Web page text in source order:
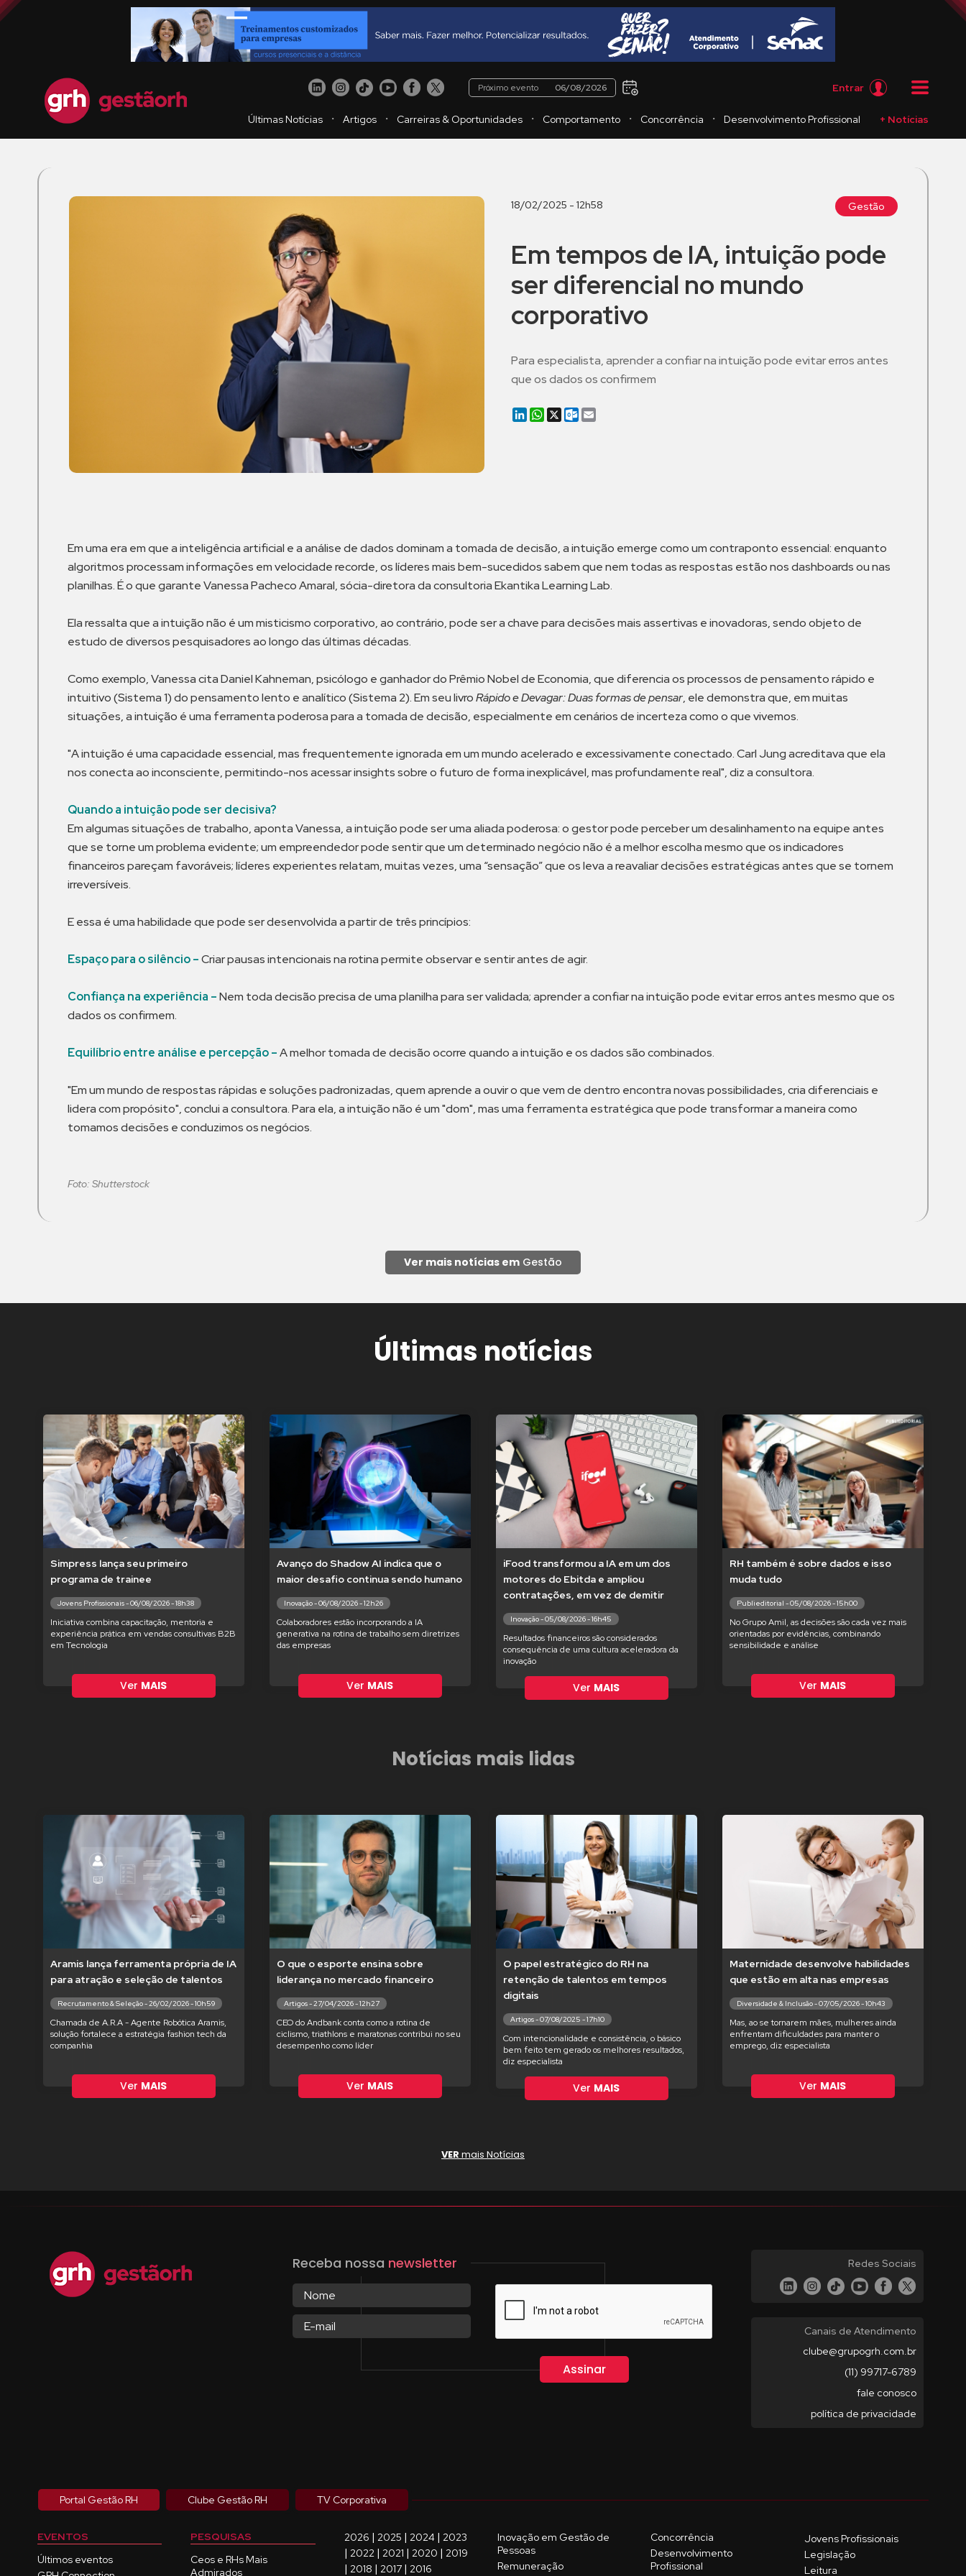
Próximo evento 06/08/2026 Entrar
Últimas Notícias ・ Artigos ・ Carreiras & Oportunidades ・ Comportamento ・ Concorrência ・ Desenvolvimento Profissional + Notícias
18/02/2025 - 12h58 Gestão
Em tempos de IA, intuição pode
ser diferencial no mundo
corporativo
Para especialista, aprender a confiar na intuição pode evitar erros antes
que os dados os confirmem
LinkedIn
WhatsApp
X Outlook.com
Email
Em uma era em que a inteligência artificial e a análise de dados dominam a tomada de decisão, a intuição emerge como um contraponto essencial: enquanto
algoritmos processam informações em velocidade recorde, os líderes mais bem-sucedidos sabem que nem todas as respostas estão nos dashboards ou nas
planilhas. É o que garante Vanessa Pacheco Amaral, sócia-diretora da consultoria Ekantika Learning Lab.
Ela ressalta que a intuição não é um misticismo corporativo, ao contrário, pode ser a chave para decisões mais assertivas e inovadoras, sendo objeto de
estudo de diversos pesquisadores ao longo das últimas décadas.
Como exemplo, Vanessa cita Daniel Kahneman, psicólogo e ganhador do Prêmio Nobel de Economia, que diferencia os processos de pensamento rápido e
intuitivo (Sistema 1) do pensamento lento e analítico (Sistema 2). Em seu livroRápido e Devagar: Duas formas de pensar, ele demonstra que, em muitas
situações, a intuição é uma ferramenta poderosa para a tomada de decisão, especialmente em cenários de incerteza como o que vivemos.
"A intuição é uma capacidade essencial, mas frequentemente ignorada em um mundo acelerado e excessivamente conectado. Carl Jung acreditava que ela
nos conecta ao inconsciente, permitindo-nos acessar insights sobre o futuro de forma inexplicável, mas profundamente real", diz a consultora.
Quando a intuição pode ser decisiva?
Em algumas situações de trabalho, aponta Vanessa, a intuição pode ser uma aliada poderosa: o gestor pode perceber um desalinhamento na equipe antes
que se torne um problema evidente; um empreendedor pode sentir que um determinado negócio não é a melhor escolha mesmo que os indicadores
financeiros pareçam favoráveis; líderes experientes relatam, muitas vezes, uma “sensação” que os leva a reavaliar decisões estratégicas antes que se tornem
irreversíveis.
E essa é uma habilidade que pode ser desenvolvida a partir de três princípios:
Espaço para o silêncio –Criar pausas intencionais na rotina permite observar e sentir antes de agir.
Confiança na experiência –Nem toda decisão precisa de uma planilha para ser validada; aprender a confiar na intuição pode evitar erros antes mesmo que os
dados os confirmem.
Equilíbrio entre análise e percepção –A melhor tomada de decisão ocorre quando a intuição e os dados são combinados.
"Em um mundo de respostas rápidas e soluções padronizadas, quem aprende a ouvir o que vem de dentro encontra novas possibilidades, cria diferenciais e
lidera com propósito", conclui a consultora. Para ela, a intuição não é um "dom", mas uma ferramenta estratégica que pode transformar a maneira como
tomamos decisões e conduzimos os negócios.
Foto: Shutterstock
Ver mais notícias em Gestão
Últimas notícias
Simpress lança seu primeiro
programa de trainee
Jovens Profissionais - 06/08/2026 - 18h38
Iniciativa combina capacitação, mentoria e
experiência prática em vendas consultivas B2B
em Tecnologia
Ver MAIS
Avanço do Shadow AI indica que o
maior desafio continua sendo humano
Inovação - 06/08/2026 - 12h26
Colaboradores estão incorporando a IA
generativa na rotina de trabalho sem diretrizes
das empresas
Ver MAIS
iFood transformou a IA em um dos
motores do Ebitda e ampliou
contratações, em vez de demitir
Inovação - 05/08/2026 - 16h45
Resultados financeiros são considerados
consequência de uma cultura aceleradora da
inovação
Ver MAIS
RH também é sobre dados e isso
muda tudo
Publieditorial - 05/08/2026 - 15h00
No Grupo Amil, as decisões são cada vez mais
orientadas por evidências, combinando
sensibilidade e análise
Ver MAIS
Notícias mais lidas
Aramis lança ferramenta própria de IA
para atração e seleção de talentos
Recrutamento & Seleção - 26/02/2026 - 10h59
Chamada de A.R.A - Agente Robótica Aramis,
solução fortalece a estratégia fashion tech da
companhia
Ver MAIS
O que o esporte ensina sobre
liderança no mercado financeiro
Artigos - 27/04/2026 - 12h27
CEO do Andbank conta como a rotina de
ciclismo, triathlons e maratonas contribui no seu
desempenho como líder
Ver MAIS
O papel estratégico do RH na
retenção de talentos em tempos
digitais
Artigos - 07/08/2025 - 17h10
Com intencionalidade e consistência, o básico
bem feito tem gerado os melhores resultados,
diz especialista
Ver MAIS
Maternidade desenvolve habilidades
que estão em alta nas empresas
Diversidade & Inclusão - 07/05/2026 - 10h43
Mas, ao se tornarem mães, mulheres ainda
enfrentam dificuldades para manter o
emprego, diz especialista
Ver MAIS
VER mais Notícias
Receba nossa newsletter Redes Sociais
Canais de Atendimento
clube@grupogrh.com.br
(11) 99717-6789
fale conosco
política de privacidade
Portal Gestão RH Clube Gestão RH TV Corporativa
EVENTOS
Últimos eventos
PESQUISAS
Ceos e RHs Mais
Admirados
2026 | 2025 | 2024 | 2023
| 2022| 2021 | 2020 | 2019
| 2018 | 2017| 2016
Inovação em Gestão de
Pessoas
Remuneração
Concorrência
Desenvolvimento
Profissional
Jovens Profissionais
Legislação
Leitura